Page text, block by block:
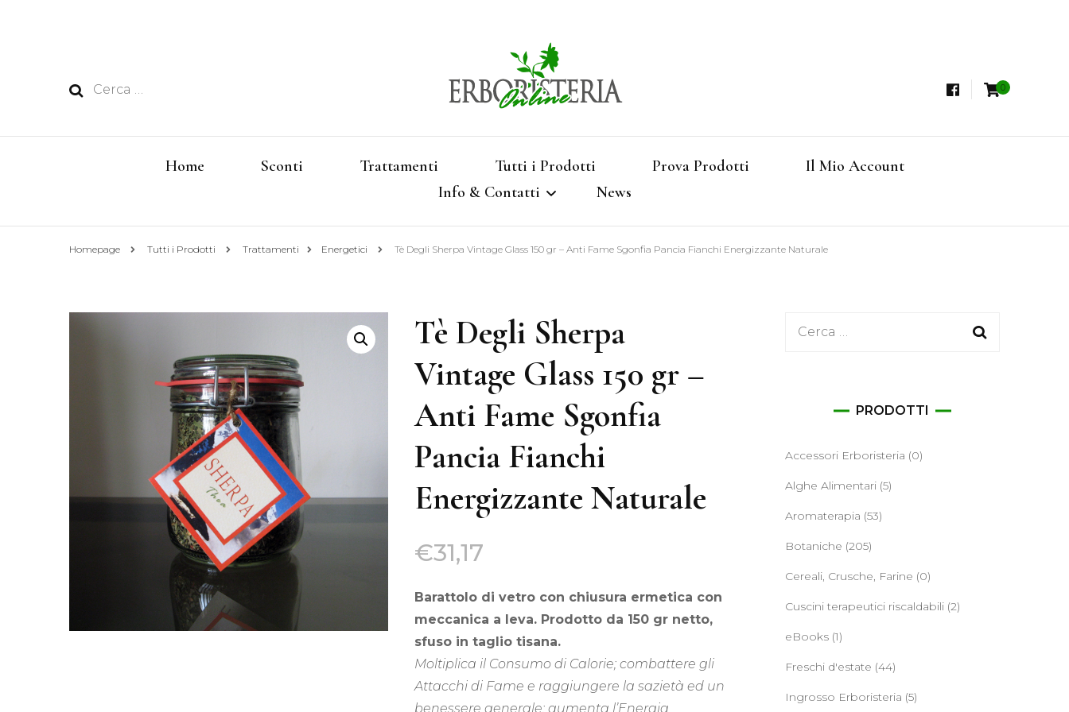
Ricerca
Erboristeria
Shop Online
Tisane
Vendita di Botaniche, Erbe e Spezie Officinali, Tisane Terapeutiche Esclusive, Tè Pregiati
0
Home Sconti Trattamenti Tutti i Prodotti Prova Prodotti
Il Mio Account
Info & Contatti
Privacy e Cookies
Acquisti all’ingrosso
Tisane Personalizzate
Richiedi Informazioni
News
Homepage Tutti i Prodotti Trattamenti Energetici Tè Degli Sherpa Vintage Glass 150 gr – Anti Fame Sgonfia Pancia Fianchi Energizzante Naturale
Tè Degli Sherpa
Vintage Glass 150 gr –
Anti Fame Sgonfia
Pancia Fianchi
Energizzante Naturale
€31,17
Barattolo di vetro con chiusura ermetica con
meccanica a leva. Prodotto da 150 gr netto,
sfuso in taglio tisana.
Moltiplica il Consumo di Calorie; combattere gli
Attacchi di Fame e raggiungere la sazietà ed un
benessere generale; aumenta l’Energia
Ricerca
PRODOTTI
Accessori Erboristeria (0)
Alghe Alimentari (5)
Aromaterapia (53)
Botaniche (205)
Cereali, Crusche, Farine (0)
Cuscini terapeutici riscaldabili (2)
eBooks (1)
Freschi d'estate (44)
Ingrosso Erboristeria (5)